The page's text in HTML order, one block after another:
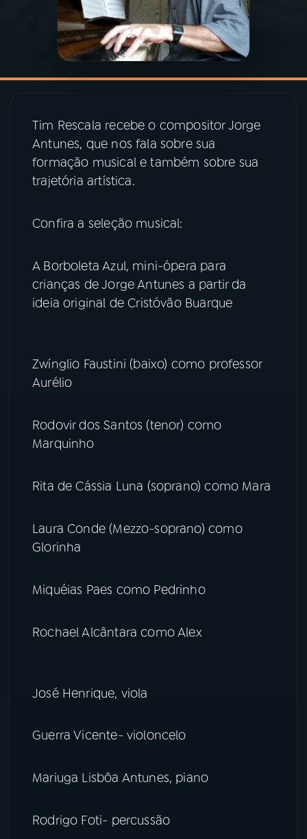
PODCASTS
06VIDEOCASTS
07 ÚLTIMAS
08 PRÊMIO RÁDIO MEC
ACOMPANHE A RÁDIO MEC
Instagram X
Tim Rescala recebe o compositor Jorge
Antunes, que nos fala sobre sua
formação musical e também sobre sua
trajetória artística.
Confira a seleção musical:
A Borboleta Azul, mini-ópera para
crianças de Jorge Antunes a partir da
ideia original de Cristóvão Buarque
Zwínglio Faustini (baixo) como professor
Aurélio
Rodovir dos Santos (tenor) como
Marquinho
Rita de Cássia Luna (soprano) como Mara
Laura Conde (Mezzo-soprano) como
Glorinha
Miquéias Paes como Pedrinho
Rochael Alcântara como Alex
José Henrique, viola
Guerra Vicente- violoncelo
Mariuga Lisbôa Antunes, piano
Rodrigo Foti- percussão